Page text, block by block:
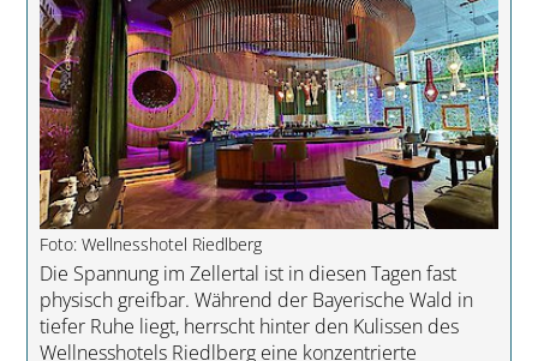
Foto: Wellnesshotel Riedlberg
Die Spannung im Zellertal ist in diesen Tagen fast
physisch greifbar. Während der Bayerische Wald in
tiefer Ruhe liegt, herrscht hinter den Kulissen des
Wellnesshotels Riedlberg eine konzentrierte